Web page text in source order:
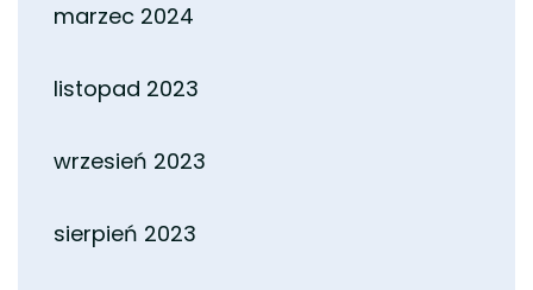
marzec 2024
listopad 2023
wrzesień 2023
sierpień 2023